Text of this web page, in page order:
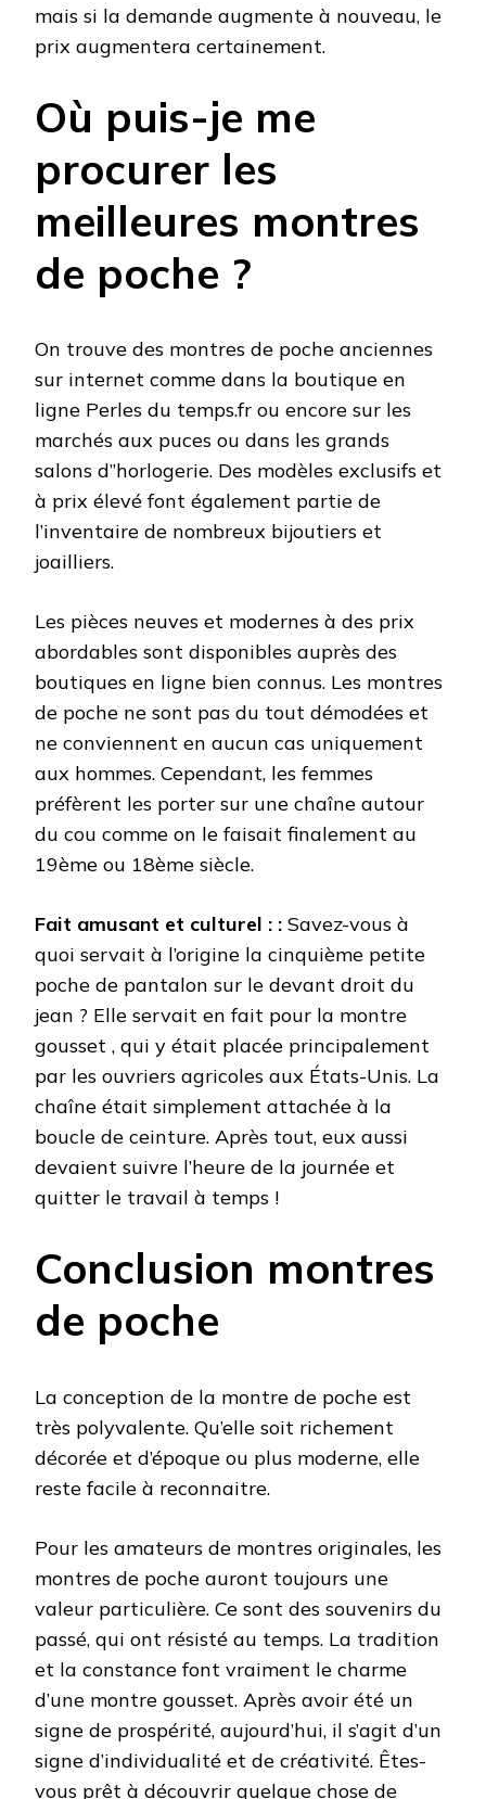
mais si la demande augmente à nouveau, le
prix augmentera certainement.
Où puis-je me
procurer les
meilleures montres
de poche ?
On trouve des montres de poche anciennes
sur internet comme dans la boutique en
ligne Perles du temps.fr ou encore sur les
marchés aux puces ou dans les grands
salons d’’horlogerie. Des modèles exclusifs et
à prix élevé font également partie de
l’inventaire de nombreux bijoutiers et
joailliers.
Les pièces neuves et modernes à des prix
abordables sont disponibles auprès des
boutiques en ligne bien connus. Les montres
de poche ne sont pas du tout démodées et
ne conviennent en aucun cas uniquement
aux hommes. Cependant, les femmes
préfèrent les porter sur une chaîne autour
du cou comme on le faisait finalement au
19ème ou 18ème siècle.
Fait amusant et culturel : : Savez-vous à
quoi servait à l’origine la cinquième petite
poche de pantalon sur le devant droit du
jean ? Elle servait en fait pour la montre
gousset , qui y était placée principalement
par les ouvriers agricoles aux États-Unis. La
chaîne était simplement attachée à la
boucle de ceinture. Après tout, eux aussi
devaient suivre l’heure de la journée et
quitter le travail à temps !
Conclusion montres
de poche
La conception de la montre de poche est
très polyvalente. Qu’elle soit richement
décorée et d’époque ou plus moderne, elle
reste facile à reconnaitre.
Pour les amateurs de montres originales, les
montres de poche auront toujours une
valeur particulière. Ce sont des souvenirs du
passé, qui ont résisté au temps. La tradition
et la constance font vraiment le charme
d’une montre gousset. Après avoir été un
signe de prospérité, aujourd’hui, il s’agit d’un
signe d’individualité et de créativité. Êtes-
vous prêt à découvrir quelque chose de